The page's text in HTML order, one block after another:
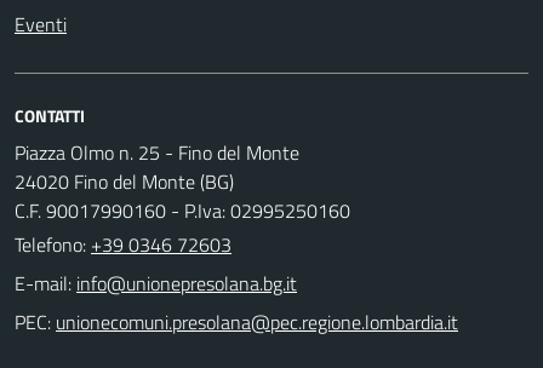
Eventi
CONTATTI
Piazza Olmo n. 25 - Fino del Monte
24020 Fino del Monte (BG)
C.F. 90017990160 - P.Iva: 02995250160
Telefono: +39 0346 72603
E-mail:
PEC: